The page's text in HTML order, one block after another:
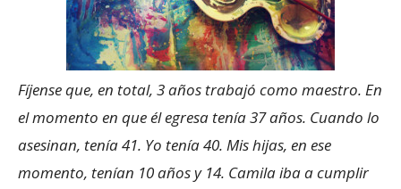
Fíjense que, en total, 3 años trabajó como maestro. En
el momento en que él egresa tenía 37 años. Cuando lo
asesinan, tenía 41. Yo tenía 40. Mis hijas, en ese
momento, tenían 10 años y 14. Camila iba a cumplir